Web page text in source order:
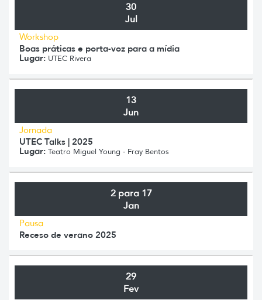
30
Jul
Workshop
Boas práticas e porta-voz para a mídia
Lugar: UTEC Rivera
13
Jun
Jornada
UTEC Talks | 2025
Lugar: Teatro Miguel Young - Fray Bentos
2 para 17
Jan
Pausa
Receso de verano 2025
29
Fev